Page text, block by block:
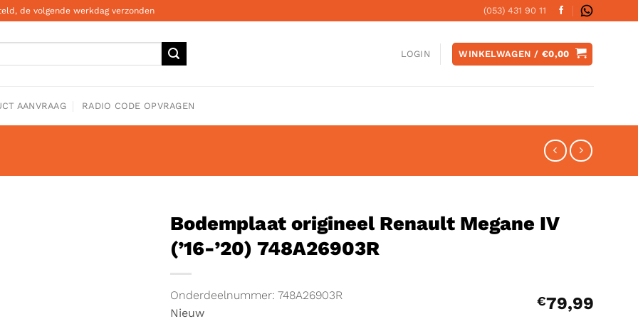
de volgende werkdag verzonden (053) 431 90 11
LOGIN WINKELWAGEN / €0,00
AANVRAAG RADIO CODE OPVRAGEN
Bodemplaat origineel Renault Megane IV
(’16-’20) 748A26903R
€79,99
Onderdeelnummer: 748A26903R
Nieuw